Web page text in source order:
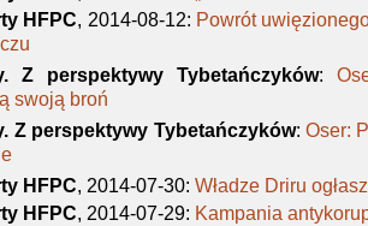
HFPC, 2014-08-12: Powrót
Z perspektywy Tybetańczyków:
swoją broń
Z perspektywy Tybetańczyków: Oser:
HFPC, 2014-07-30:Władze Driru
HFPC, 2014-07-29: Kampania